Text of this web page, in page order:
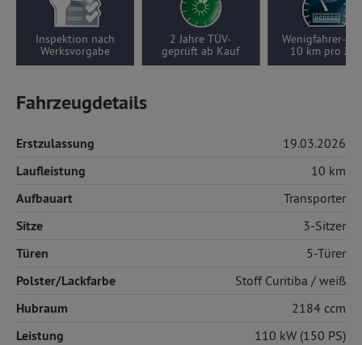
nach
2 Jahre TÜV-
geprüft ab Kauf
Wenigfahrer-Auto,
10 km pro Jahr
Fahrzeugdetails
Erstzulassung 19.03.2026
Laufleistung 10 km
Aufbauart Transporter
Sitze 3-Sitzer
Türen 5-Türer
Polster/Lackfarbe StoffCuritiba / weiß
Hubraum 2184 ccm
Leistung 110 kW (150 PS)